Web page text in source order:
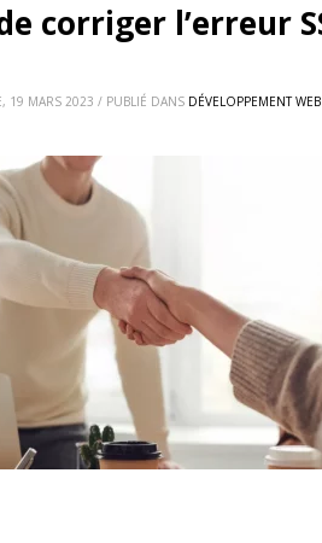
corriger l’erreur
19 MARS 2023 / PUBLIÉ DANS DÉVELOPPEMENT WEB